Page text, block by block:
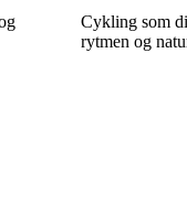
Cykling som
rytmen og